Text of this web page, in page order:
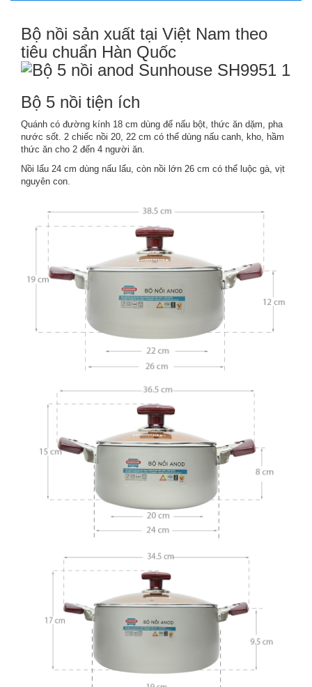
Bộ nồi sản xuất tại Việt Nam theo
tiêu chuẩn Hàn Quốc
Bộ 5 nồi tiện ích
Quánh có đường kính 18 cm dùng để nấu bột, thức ăn dặm, pha
nước sốt. 2 chiếc nồi 20, 22 cm có thể dùng nấu canh, kho, hầm
thức ăn cho 2 đến 4 người ăn.
Nồi lẩu 24 cm dùng nấu lẩu, còn nồi lớn 26 cm có thể luộc gà, vịt
nguyên con.